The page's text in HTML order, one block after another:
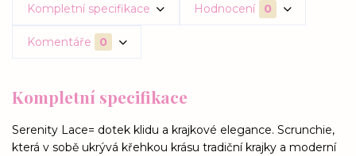
Kompletní specifikace Hodnocení 0
Komentáře 0
Kompletní specifikace
Serenity Lace= dotek klidu a krajkové elegance. Scrunchie,
která v sobě ukrývá křehkou krásu tradiční krajky a moderní